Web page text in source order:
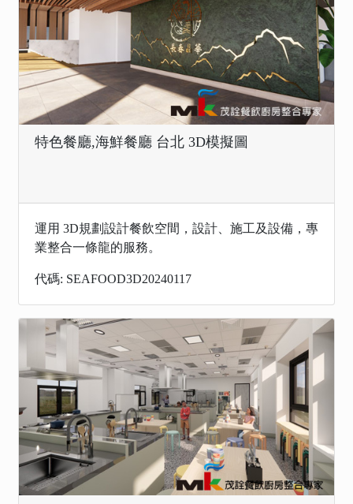
特色餐廳,海鮮餐廳 台北 3D模擬圖
運用 3D規劃設計餐飲空間，設計、施工及設備，專
業整合一條龍的服務。
代碼: SEAFOOD3D20240117